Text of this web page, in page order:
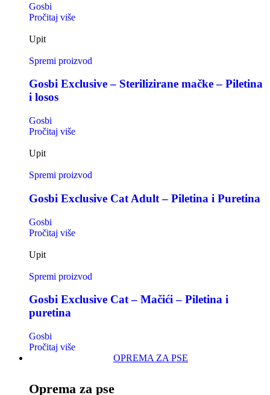
Gosbi
Pročitaj više
Upit
Spremi proizvod
Gosbi Exclusive – Sterilizirane mačke – Piletina
i losos
Gosbi
Pročitaj više
Upit
Spremi proizvod
Gosbi Exclusive Cat Adult – Piletina i Puretina
Gosbi
Pročitaj više
Upit
Spremi proizvod
Gosbi Exclusive Cat – Mačići – Piletina i
puretina
Gosbi
Pročitaj više
OPREMA ZA PSE
Oprema za pse